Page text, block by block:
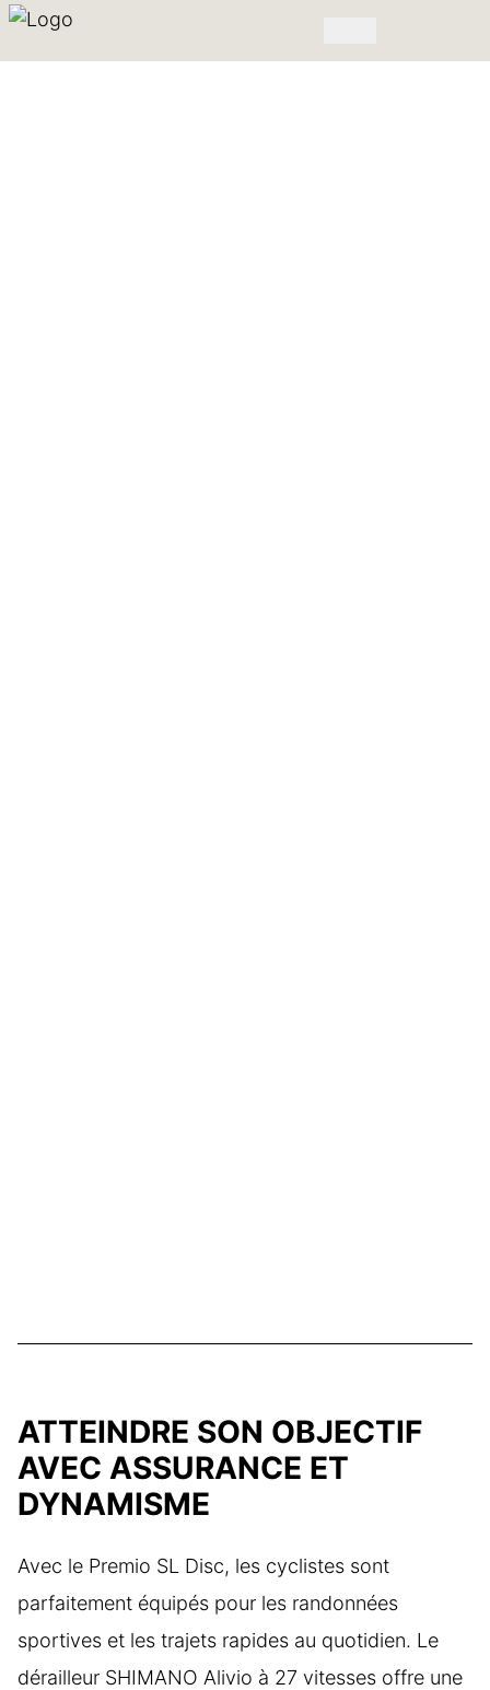
ATTEINDRE SON OBJECTIF
AVEC ASSURANCE ET
DYNAMISME
Avec le Premio SL Disc, les cyclistes sont
parfaitement équipés pour les randonnées
sportives et les trajets rapides au quotidien. Le
dérailleur SHIMANO Alivio à 27 vitesses offre une